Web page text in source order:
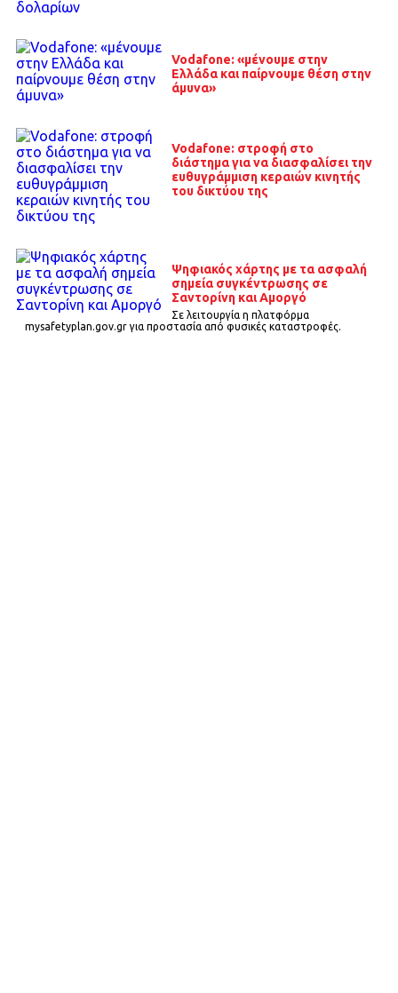
Vodafone: «μένουμε στην
Ελλάδα και παίρνουμε θέση στην
άμυνα»
Vodafone: στροφή στο
διάστημα για να διασφαλίσει την
ευθυγράμμιση κεραιών κινητής
του δικτύου της
Ψηφιακός χάρτης με τα ασφαλή
σημεία συγκέντρωσης σε
Σαντορίνη και Αμοργό
Σε λειτουργία η πλατφόρμα
mysafetyplan.gov.gr για προστασία από φυσικές καταστροφές.